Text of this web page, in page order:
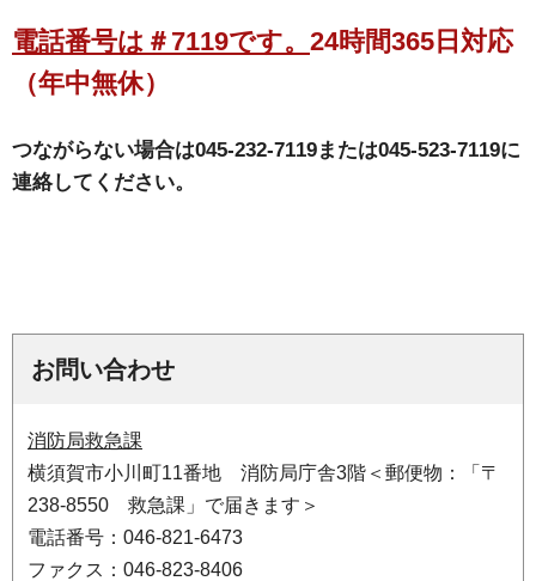
電話番号は＃7119です。 24時間365日対応
（年中無休）
つながらない場合は045-232-7119または045-523-7119に
連絡してください。
お問い合わせ
消防局救急課
横須賀市小川町11番地 消防局庁舎3階＜郵便物：「〒
238-8550 救急課」で届きます＞
電話番号：046-821-6473
ファクス：046-823-8406